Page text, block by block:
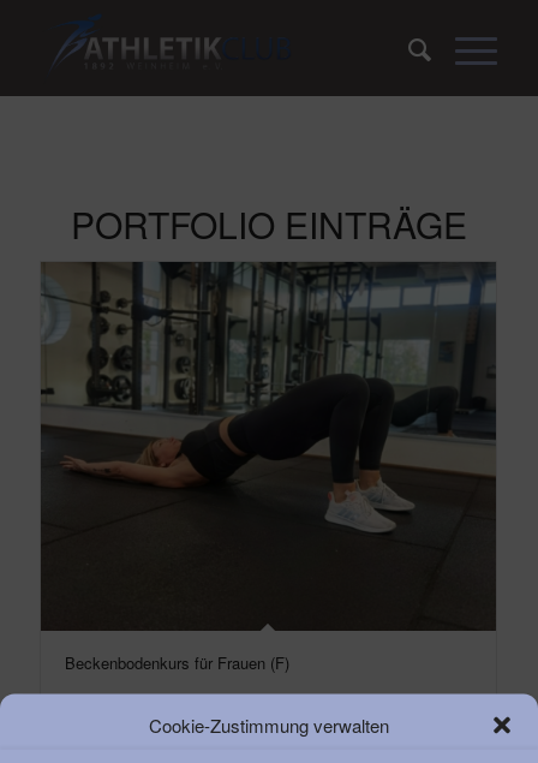
Cookie-Zustimmung verwalten
PORTFOLIO EINTRÄGE
Beckenbodenkurs für Frauen (F)